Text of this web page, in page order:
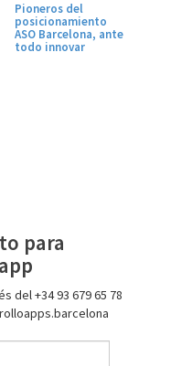
Pioneros del
posicionamiento
ASO Barcelona, ante
todo innovar
para
del +34 93 679 65 78